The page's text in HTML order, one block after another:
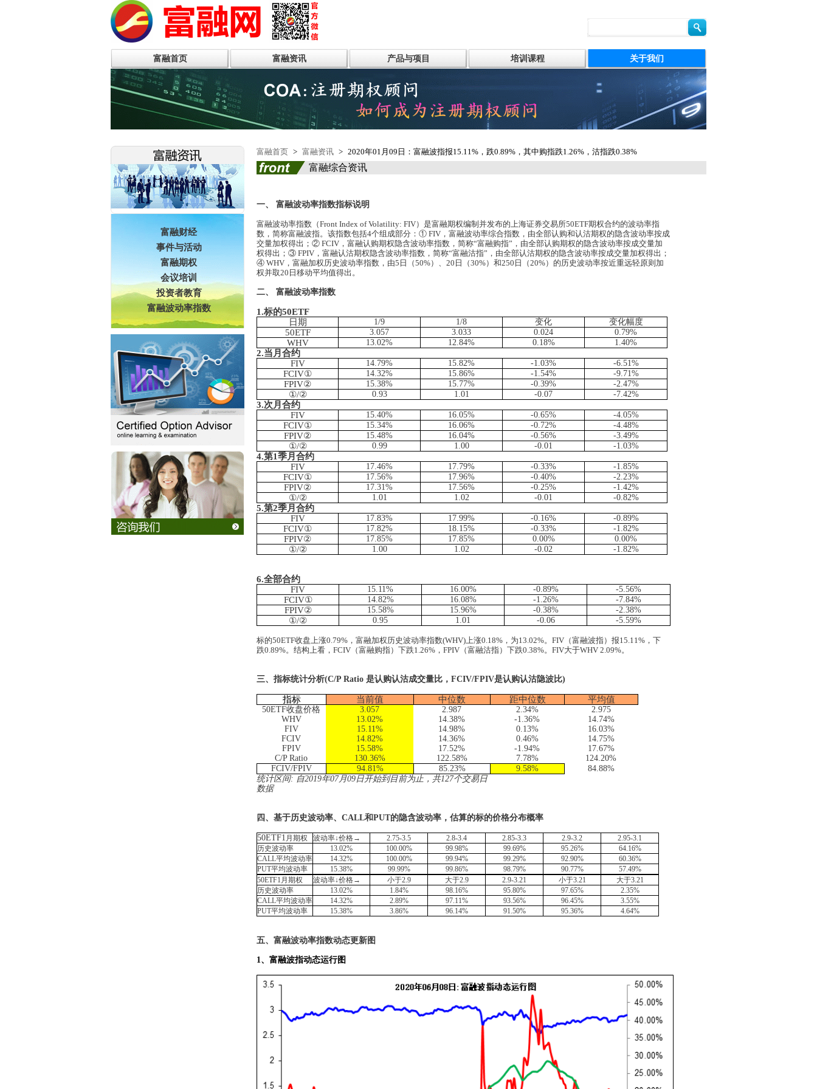
富融首页 富融资讯 产品与项目 培训课程 关于我们
富融财经
事件与活动
富融期权
会议培训
投资者教育
富融波动率指数
富融首页 > 富融资讯 > 2020年01月09日：富融波指报15.11%，跌0.89%，其中购指跌1.26%，沽指跌0.38%
富融综合资讯
一、 富融波动率指数指标说明
富融波动率指数（Front Index of Volatility: FIV）是富融期权编制并发布的上海证券交易所50ETF期权合约的波动率指
数，简称富融波指。该指数包括4个组成部分：① FIV ，富融波动率综合指数，由全部认购和认沽期权的隐含波动率按成
交量加权得出；② FCIV ，富融认购期权隐含波动率指数，简称“富融购指”，由全部认购期权的隐含波动率按成交量加
权得出；③ FPIV ，富融认沽期权隐含波动率指数，简称“富融沽指”，由全部认沽期权的隐含波动率按成交量加权得出；
④ WHV ，富融加权历史波动率指数，由5 日（50%）、 20 日（30%）和250 日（20%）的历史波动率按近重远轻原则加
权并取20 日移动平均值得出。
二、 富融波动率指数
1.标的50ETF
日期
1/9 1/8 变化 变化幅度
50ETF 3.057 3.033 0.024 0.79%
WHV 13.02% 12.84% 0.18% 1.40%
2.当月合约
FIV
14.79% 15.82% -1.03% -6.51%
FCIV① 14.32% 15.86% -1.54% -9.71%
FPIV② 15.38% 15.77% -0.39% -2.47%
①/② 0.93 1.01 -0.07 -7.42%
3.次月合约
FIV
15.40% 16.05% -0.65% -4.05%
FCIV① 15.34% 16.06% -0.72% -4.48%
FPIV② 15.48% 16.04% -0.56% -3.49%
①/② 0.99 1.00 -0.01 -1.03%
4.第1季月合约
FIV
17.46% 17.79% -0.33% -1.85%
FCIV① 17.56% 17.96% -0.40% -2.23%
FPIV② 17.31% 17.56% -0.25% -1.42%
①/② 1.01 1.02 -0.01 -0.82%
5.第2季月合约
FIV
17.83% 17.99% -0.16% -0.89%
FCIV① 17.82% 18.15% -0.33% -1.82%
FPIV② 17.85% 17.85% 0.00% 0.00%
①/② 1.00 1.02 -0.02 -1.82%
6.全部合约
FIV
15.11% 16.00% -0.89% -5.56%
FCIV① 14.82% 16.08% -1.26% -7.84%
FPIV② 15.58% 15.96% -0.38% -2.38%
①/② 0.95 1.01 -0.06 -5.59%
标的50ETF收盘上涨0.79% ，富融加权历史波动率指数(WHV)上涨0.18% ，为13.02%。 FIV （富融波指）报15.11% ，下
跌0.89%。结构上看， FCIV （富融购指）下跌1.26% ， FPIV （富融沽指）下跌0.38%。 FIV大于WHV 2.09%。
三、指标统计分析(C/P Ratio 是认购认沽成交量比， FCIV/FPIV是认购认沽隐波比)
指标 当前值 中位数 距中位数 平均值
50ETF收盘价格 3.057 2.987 2.34%
2.975
WHV
13.02% 14.38% -1.36%
14.74%
FIV
15.11% 14.98% 0.13%
16.03%
FCIV
14.82% 14.36% 0.46%
14.75%
FPIV
15.58% 17.52% -1.94%
17.67%
C/P Ratio
130.36% 122.58% 7.78%
124.20%
FCIV/FPIV
94.81% 85.23% 9.58%
84.88%
统计区间: 自2019年07月09日开始到目前为止，共127个交易日
数据
四、基于历史波动率、 CALL和PUT的隐含波动率，估算的标的价格分布概率
50ETF1 月期权 波动率↓价格→ 2.75-3.5 2.8-3.4 2.85-3.3 2.9-3.2
2.95-3.1
历史波动率
13.02% 100.00% 99.98% 99.69% 95.26%
64.16%
CALL平均波动率 14.32% 100.00% 99.94% 99.29% 92.90%
60.36%
PUT平均波动率 15.38% 99.99% 99.86% 98.79% 90.77%
57.49%
50ETF1 月期权 波动率↓价格→ 小于2.9 大于2.9 2.9-3.21 小于3.21 大于3.21
历史波动率
13.02% 1.84% 98.16% 95.80% 97.65%
2.35%
CALL平均波动率 14.32% 2.89% 97.11% 93.56% 96.45%
3.55%
PUT平均波动率 15.38% 3.86% 96.14% 91.50% 95.36% 4.64%
五、富融波动率指数动态更新图
1、富融波指动态运行图